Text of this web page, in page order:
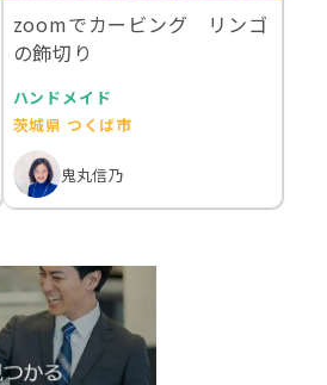
zoomでカービング リンゴ
の飾切り
ハンドメイド
茨城県 つくば市
鬼丸信乃